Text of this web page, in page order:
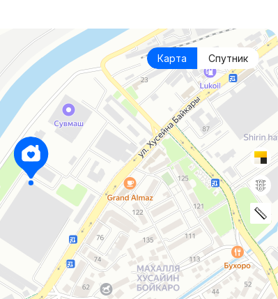
Карта Спутник